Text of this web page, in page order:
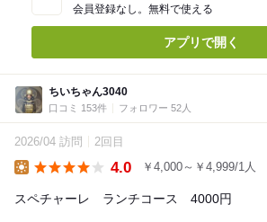
会員登録なし。無料で使える
アプリで開く
ちいちゃん3040
口コミ 153件 フォロワー 52人
2026/04 訪問 2回目
4.0 ￥4,000～￥4,999/1人
スペチャーレ ランチコース 4000円